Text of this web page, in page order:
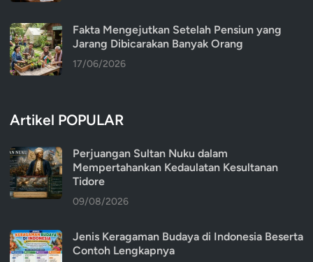
Fakta Mengejutkan Setelah Pensiun yang
Jarang Dibicarakan Banyak Orang
17/06/2026
Artikel POPULAR
Perjuangan Sultan Nuku dalam
Mempertahankan Kedaulatan Kesultanan
Tidore
09/08/2026
Jenis Keragaman Budaya di Indonesia Beserta
Contoh Lengkapnya